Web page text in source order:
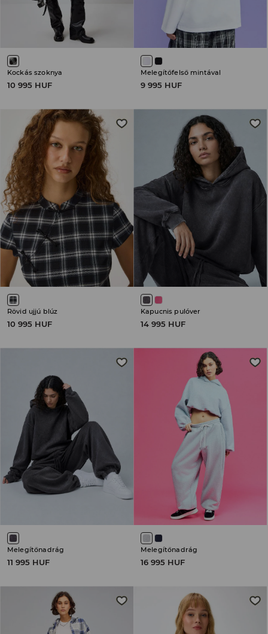
Kockás szoknya
10 995 HUF
Melegítőfelső mintával
9 995 HUF
Rövid ujjú blúz
10 995 HUF
Kapucnis pulóver
14 995 HUF
Melegítőnadrág
11 995 HUF
Melegítőnadrág
16 995 HUF